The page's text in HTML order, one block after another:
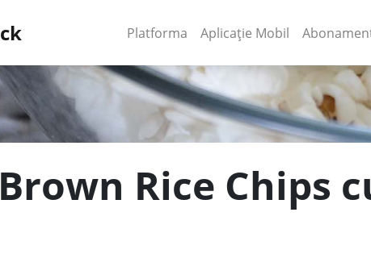
Platforma (current)
Aplicație Mobil (current)
Rice Chips